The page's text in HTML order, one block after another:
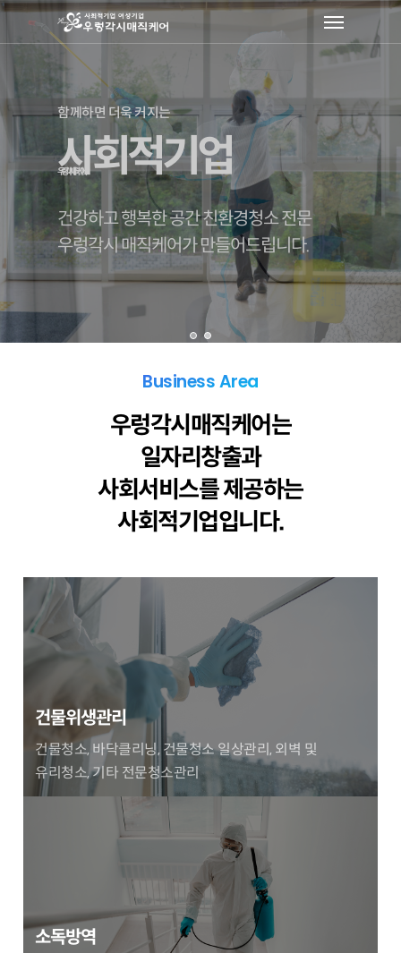
Skip
content
Menu
함께하면 더욱 커지는
사회적기업
우렁각시 매직케어
건강하고 행복한 공간 친환경청소 전문
우렁각시 매직케어가 만들어드립니다.
함께하면 더욱 커지는
사회적기업
우렁각시 매직케어
건강하고 행복한 공간 친환경청소 전문
우렁각시 매직케어가 만들어드립니다.
함께하면 더욱 커지는
사회적기업
우렁각시 매직케어
건강하고 행복한 공간 친환경청소 전문
우렁각시 매직케어가 만들어드립니다.
함께하면 더욱 커지는
사회적기업
우렁각시 매직케어
건강하고 행복한 공간 친환경청소 전문
우렁각시 매직케어가 만들어드립니다.
Business Area
우렁각시매직케어는
일자리창출과
사회서비스를 제공하는
사회적기업입니다.
건물위생관리
건물청소, 바닥클리닝, 건물청소 일상관리, 외벽 및
유리청소, 기타 전문청소관리
소독방역